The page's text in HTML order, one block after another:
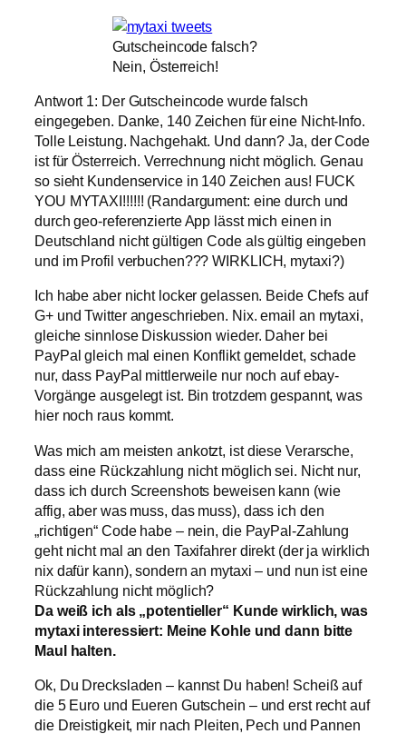
Gutscheincode falsch?
Nein, Österreich!
Antwort 1: Der Gutscheincode wurde falsch
eingegeben. Danke, 140 Zeichen für eine Nicht-Info.
Tolle Leistung. Nachgehakt. Und dann? Ja, der Code
ist für Österreich. Verrechnung nicht möglich. Genau
so sieht Kundenservice in 140 Zeichen aus! FUCK
YOU MYTAXI!!!!!! (Randargument: eine durch und
durch geo-referenzierte App lässt mich einen in
Deutschland nicht gültigen Code als gültig eingeben
und im Profil verbuchen??? WIRKLICH, mytaxi?)
Ich habe aber nicht locker gelassen. Beide Chefs auf
G+ und Twitter angeschrieben. Nix. email an mytaxi,
gleiche sinnlose Diskussion wieder. Daher bei
PayPal gleich mal einen Konflikt gemeldet, schade
nur, dass PayPal mittlerweile nur noch auf ebay-
Vorgänge ausgelegt ist. Bin trotzdem gespannt, was
hier noch raus kommt.
Was mich am meisten ankotzt, ist diese Verarsche,
dass eine Rückzahlung nicht möglich sei. Nicht nur,
dass ich durch Screenshots beweisen kann (wie
affig, aber was muss, das muss), dass ich den
„richtigen“ Code habe – nein, die PayPal-Zahlung
geht nicht mal an den Taxifahrer direkt (der ja wirklich
nix dafür kann), sondern an mytaxi – und nun ist eine
Rückzahlung nicht möglich?
Da weiß ich als „potentieller“ Kunde wirklich, was
mytaxi interessiert: Meine Kohle und dann bitte
Maul halten.
Ok, Du Drecksladen – kannst Du haben! Scheiß auf
die 5 Euro und Eueren Gutschein – und erst recht auf
die Dreistigkeit, mir nach Pleiten, Pech und Pannen